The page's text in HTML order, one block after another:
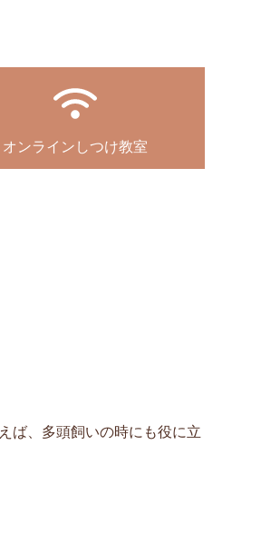
オンラインしつけ教室
ば、多頭飼いの時にも役に立